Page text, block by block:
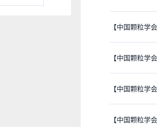
【中国颗粒学
【中国颗粒学
【中国颗粒学
【中国颗粒学